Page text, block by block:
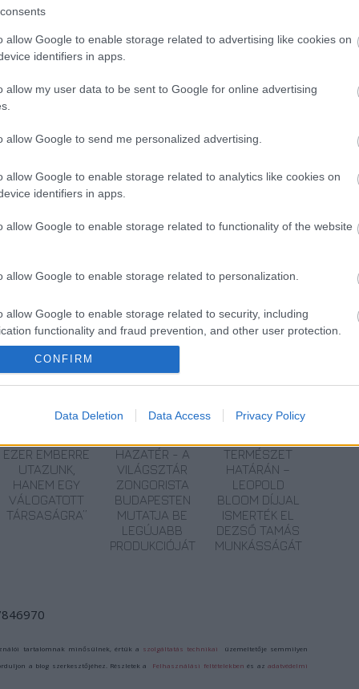
allow Google to enable storage related to advertising like cookies on
identifiers in apps.
allow my user data to be sent to Google for online advertising
allow Google to send me personalized advertising.
allow Google to enable storage related to analytics like cookies on
identifiers in apps.
allow Google to enable storage related to functionality of the website
allow Google to enable storage related to personalization.
allow Google to enable storage related to security, including
functionality and fraud prevention, and other user protection.
CONFIRM
Data Deletion Data Access Privacy Policy
kiállítása leletcsoportok és tárgytípusok köré
az Alföldig terjedő óriási területről
A tárlat leglátványosabb részét az ókori
lenyűgöző remekei alkotják: a pegazus formájú
vagy a Tolsztaja Mogila-i melldísz
kultúrájáról tanúskodik.
fegyverek, ékszerek, bronztükrök és
az iráni nyelvet beszélő lovasnép
de a tárgyi leletek mellett kivetítők, makettek,
is segítenek a szkíták múltját
EZER EMBERRE
UTAZUNK,
HANEM EGY
VÁLOGATOTT
TÁRSASÁGRA”
HAZATÉR - A
VILÁGSZTÁR
ZONGORISTA
BUDAPESTEN
MUTATJA BE
LEGÚJABB
PRODUKCIÓJÁT
TERMÉSZET
HATÁRÁN –
LEOPOLD
BLOOM DÍJJAL
ISMERTÉK EL
DEZSŐ TAMÁS
MUNKÁSSÁGÁT
tartalomnak minősülnek, értük a szolgáltatás technikai üzemeltetője semmilyen
a blog szerkesztőjéhez. Részletek a Felhasználási feltételekben és azadatvédelmi